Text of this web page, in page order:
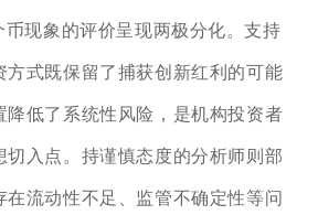
币现象的评价呈现两极分化。支持
方式既保留了捕获创新红利的可能
降低了系统性风险，是机构投资者
切入点。持谨慎态度的分析师则部
在流动性不足、监管不确定性等问